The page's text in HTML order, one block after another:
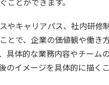
やキャリアパス、社内研修
とで、企業の価値観や働き
具体的な業務内容やチーム
のイメージを具体的に描く